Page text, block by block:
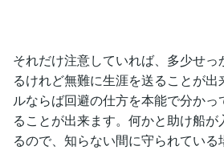
それだけ注意していれば、多少せ
るけれど無難に生涯を送ることが
ルならば回避の仕方を本能で分か
ることが出来ます。何かと助け船
るので、知らない間に守られている